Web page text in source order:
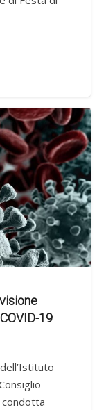
19
condotta